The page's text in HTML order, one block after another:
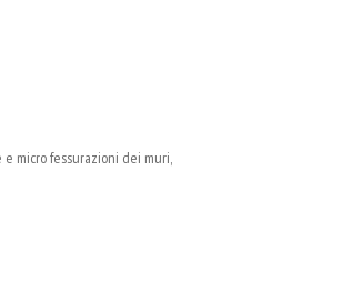
e micro fessurazioni dei muri,